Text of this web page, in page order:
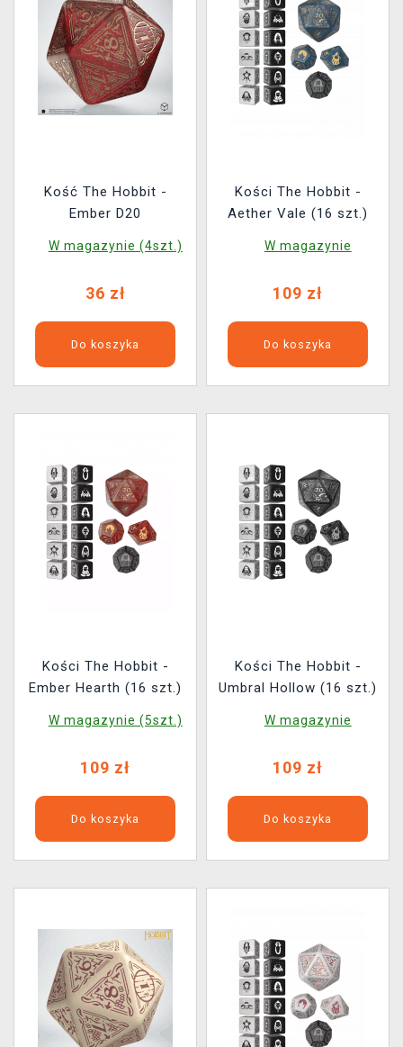
Kość The Hobbit -
Ember D20
W magazynie (4szt.)
36 zł
Do koszyka
Kości The Hobbit -
Aether Vale (16 szt.)
W magazynie
109 zł
Do koszyka
Kości The Hobbit -
Ember Hearth (16 szt.)
W magazynie (5szt.)
109 zł
Do koszyka
Kości The Hobbit -
Umbral Hollow (16 szt.)
W magazynie
109 zł
Do koszyka